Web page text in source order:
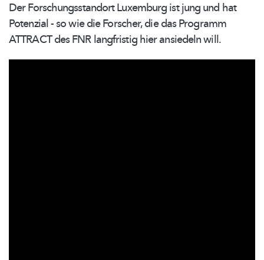
DerForschungsstandortLuxemburg ist jung und hat
Potenzial - so wie die Forscher, die das Programm
ATTRACT des FNR langfristig hier ansiedeln will.